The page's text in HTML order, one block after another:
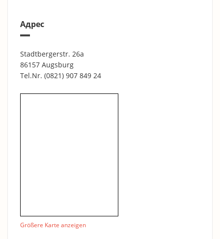
Адрес
Stadtbergerstr. 26a
86157 Augsburg
Tel.Nr. (0821) 907 849 24
Größere Karte anzeigen